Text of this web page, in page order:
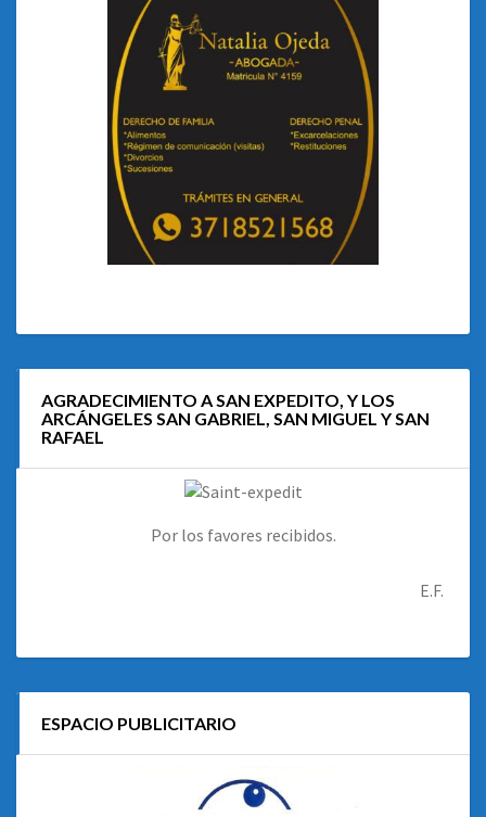
AGRADECIMIENTO A SAN EXPEDITO, Y LOS
ARCÁNGELES SAN GABRIEL, SAN MIGUEL Y SAN
RAFAEL
Por los favores recibidos.
E.F.
ESPACIO PUBLICITARIO